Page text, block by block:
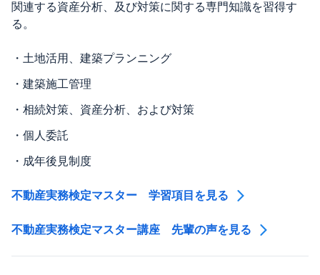
関連する資産分析、及び対策に関する専門知識を習得す
る。
・ 土地活用、建築プランニング
・ 建築施工管理
・ 相続対策、資産分析、および対策
・ 個人委託
・ 成年後見制度
不動産実務検定マスター 学習項目を見る
不動産実務検定マスター講座 先輩の声を見る